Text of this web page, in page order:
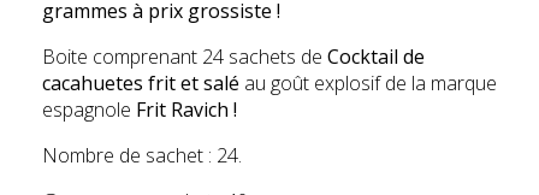
grammes à prix grossiste !
Boite comprenant 24 sachets de Cocktail de
cacahuetes frit et salé au goût explosif de la marque
espagnole Frit Ravich !
Nombre de sachet : 24.